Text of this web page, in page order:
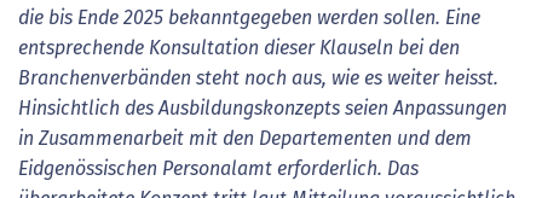
die bis Ende 2025 bekanntgegeben werden sollen. Eine
entsprechende Konsultation dieser Klauseln bei den
Branchenverbänden steht noch aus, wie es weiter heisst.
Hinsichtlich des Ausbildungskonzepts seien Anpassungen
in Zusammenarbeit mit den Departementen und dem
Eidgenössischen Personalamt erforderlich. Das